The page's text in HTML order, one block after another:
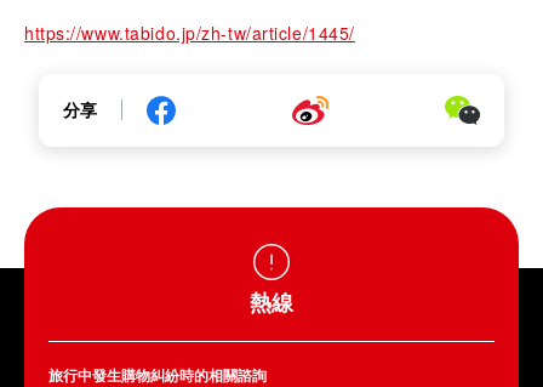
https://www.tabido.jp/zh-tw/article/1445/
分享
熱線
旅行中發生購物糾紛時的相關諮詢